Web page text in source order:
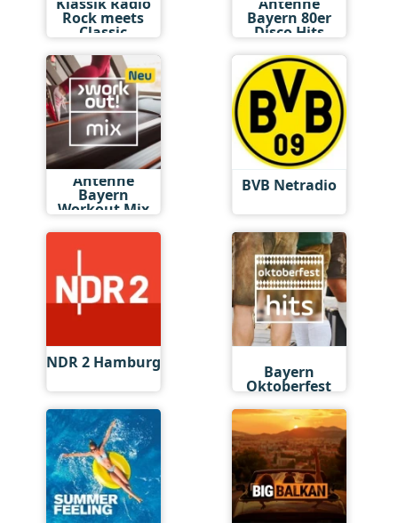
Rock meets
Classic
Bayern 80er
Disco Hits
Antenne
Bayern
Workout Mix
BVB Netradio
NDR 2 Hamburg Bayern
Oktoberfest